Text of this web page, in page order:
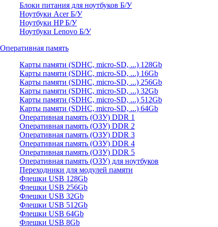
Блоки питания для ноутбуков Б/У
Ноутбуки Acer Б/У
Ноутбуки HP Б/У
Ноутбуки Lenovo Б/У
Оперативная память
Карты памяти (SDHC, micro-SD, ...) 128Gb
Карты памяти (SDHC, micro-SD, ...) 16Gb
Карты памяти (SDHC, micro-SD, ...) 256Gb
Карты памяти (SDHC, micro-SD, ...) 32Gb
Карты памяти (SDHC, micro-SD, ...) 512Gb
Карты памяти (SDHC, micro-SD, ...) 64Gb
Оперативная память (ОЗУ) DDR 1
Оперативная память (ОЗУ) DDR 2
Оперативная память (ОЗУ) DDR 3
Оперативная память (ОЗУ) DDR 4
Оперативная память (ОЗУ) DDR 5
Оперативная память (ОЗУ) для ноутбуков
Переходники для модулей памяти
Флешки USB 128Gb
Флешки USB 256Gb
Флешки USB 32Gb
Флешки USB 512Gb
Флешки USB 64Gb
Флешки USB 8Gb